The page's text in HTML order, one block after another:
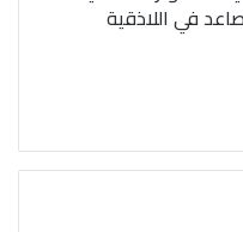
في اللاذقية